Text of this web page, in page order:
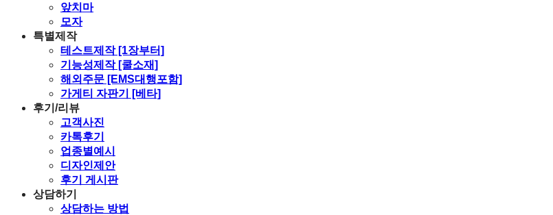
앞치마
모자
특별제작
테스트제작 [1장부터]
기능성제작 [쿨소재]
해외주문 [EMS대행포함]
가게티 자판기 [베타]
후기/리뷰
고객사진
카톡후기
업종별예시
디자인제안
후기 게시판
상담하기
상담하는 방법